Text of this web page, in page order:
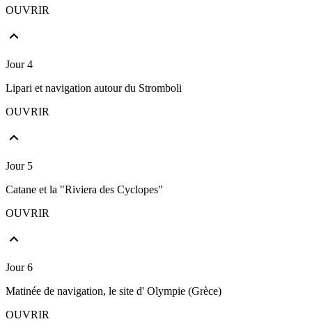
OUVRIR
Jour 4
Lipari et navigation autour du Stromboli
OUVRIR
Jour 5
Catane et la "Riviera des Cyclopes"
OUVRIR
Jour 6
Matinée de navigation, le site d' Olympie (Grèce)
OUVRIR